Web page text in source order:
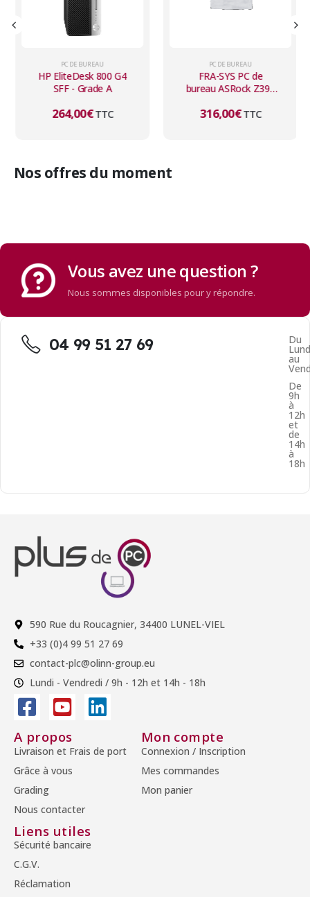
PC DE BUREAU
HP EliteDesk 800 G4
SFF - Grade A
264,00€TTC
PC DE BUREAU
FRA-SYS PC de
bureau ASRock Z390
Tour - Grade A
316,00€TTC
Nos offres du moment
Vous avez une question ?
Nous sommes disponibles pour y répondre.
04 99 51 27 69 Du
au
De
9h
à
12h
et
de
14h
à
18h
590 Rue du Roucagnier, 34400 LUNEL-VIEL
+33 (0)4 99 51 27 69
contact-plc@olinn-group.eu
Lundi - Vendredi / 9h - 12h et 14h - 18h
A propos
Livraison et Frais de port
Grâce à vous
Grading
Nous contacter
Mon compte
Connexion / Inscription
Mes commandes
Mon panier
Liens utiles
Sécurité bancaire
C.G.V.
Réclamation